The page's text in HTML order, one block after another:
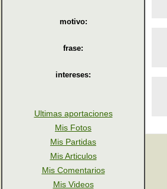
motivo:
frase:
intereses:
Ultimas aportaciones
Mis Fotos
Mis Partidas
Mis Articulos
Mis Comentarios
Mis Videos